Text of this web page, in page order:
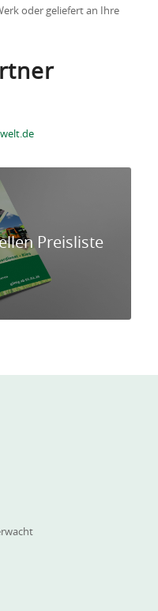
oder geliefert an Ihre
Preisliste